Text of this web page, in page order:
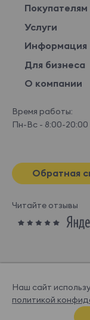
Покупателям
Услуги
Информация
Для бизнеса
О компании
Время работы:
Пн-Вс - 8:00-20:00
Обратная
Читайте отзывы
© OGOGOHOME,
Наш сайт
политикой